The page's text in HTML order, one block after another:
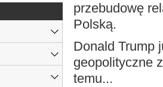
przebudowę
Polską.
Donald Trump
geopolityczne
temu...